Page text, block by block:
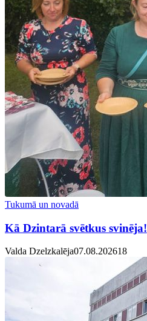
Tukumā un novadā
Kā Dzintarā svētkus svinēja!
Valda Dzelzkalēja07.08.202618